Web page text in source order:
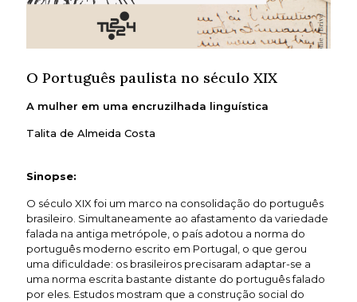
O Português paulista no século XIX
A mulher em uma encruzilhada linguística
Talita de Almeida Costa
Sinopse:
O século XIX foi um marco na consolidação do português
brasileiro. Simultaneamente ao afastamento da variedade
falada na antiga metrópole, o país adotou a norma do
português moderno escrito em Portugal, o que gerou
uma dificuldade: os brasileiros precisaram adaptar-se a
uma norma escrita bastante distante do português falado
por eles. Estudos mostram que a construção social do